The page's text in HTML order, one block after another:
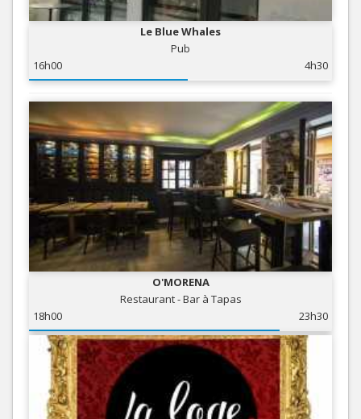
Le Blue Whales
Pub
16h00
4h30
O'MORENA
Restaurant - Bar à Tapas
18h00
23h30